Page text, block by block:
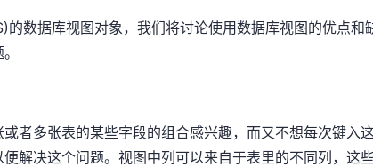
的数据库视图对象，我们将讨论使用数据库视图的优点和
者多张表的某些字段的组合感兴趣，而又不想每次键入
解决这个问题。视图中列可以来自于表里的不同列，这